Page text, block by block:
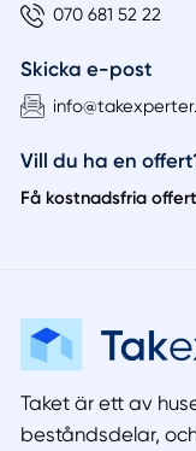
070 681 52 22
Skicka e-post
Vill du ha en
Få kostnadsfria
Taket är ett av
beståndsdelar,